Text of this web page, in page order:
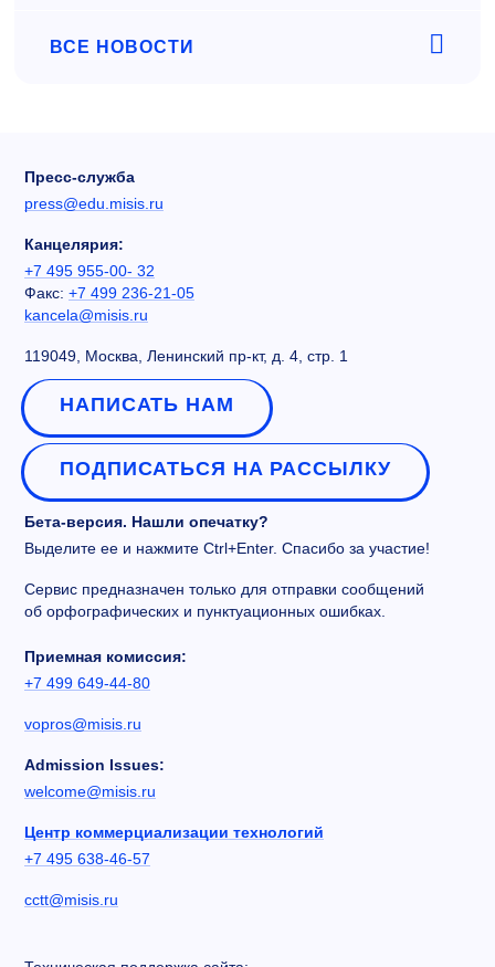
ВСЕ НОВОСТИ
Пресс-служба
press@edu.misis.ru
Канцелярия:
+7 495 955-00- 32
Факс: +7 499 236-21-05
kancela@misis.ru
119049, Москва, Ленинский пр-кт, д. 4, стр. 1
НАПИСАТЬ НАМ
ПОДПИСАТЬСЯ НА РАССЫЛКУ
Бета-версия. Нашли опечатку?
Выделите ее и нажмите Ctrl+Enter. Спасибо за участие!
Сервис предназначен только для отправки сообщений
об орфографических и пунктуационных ошибках.
Приемная комиссия:
+7 499 649-44-80
vopros@misis.ru
Admission Issues:
welcome@misis.ru
Центр коммерциализации технологий
+7 495 638-46-57
cctt@misis.ru